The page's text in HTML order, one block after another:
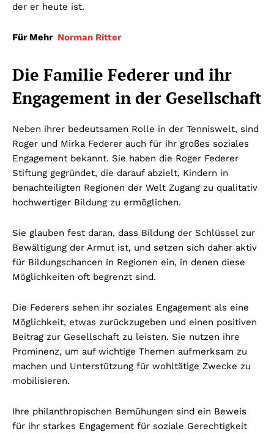
der er heute ist.
Für Mehr Norman Ritter
Die Familie Federer und ihr
Engagement in der Gesellschaft
Neben ihrer bedeutsamen Rolle in der Tenniswelt, sind
Roger und Mirka Federer auch für ihr großes soziales
Engagement bekannt. Sie haben die Roger Federer
Stiftung gegründet, die darauf abzielt, Kindern in
benachteiligten Regionen der Welt Zugang zu qualitativ
hochwertiger Bildung zu ermöglichen.
Sie glauben fest daran, dass Bildung der Schlüssel zur
Bewältigung der Armut ist, und setzen sich daher aktiv
für Bildungschancen in Regionen ein, in denen diese
Möglichkeiten oft begrenzt sind.
Die Federers sehen ihr soziales Engagement als eine
Möglichkeit, etwas zurückzugeben und einen positiven
Beitrag zur Gesellschaft zu leisten. Sie nutzen ihre
Prominenz, um auf wichtige Themen aufmerksam zu
machen und Unterstützung für wohltätige Zwecke zu
mobilisieren.
Ihre philanthropischen Bemühungen sind ein Beweis
für ihr starkes Engagement für soziale Gerechtigkeit